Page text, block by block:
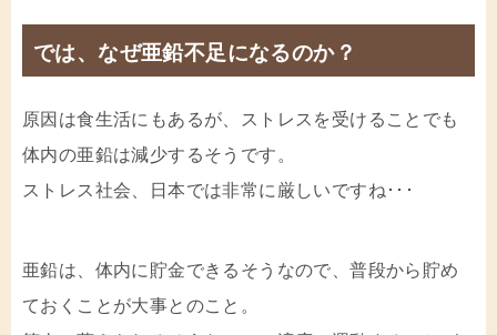
では、なぜ亜鉛不足になるのか？
原因は食生活にもあるが、ストレスを受けることでも
体内の亜鉛は減少するそうです。
ストレス社会、日本では非常に厳しいですね･･･
亜鉛は、体内に貯金できるそうなので、普段から貯め
ておくことが大事とのこと。